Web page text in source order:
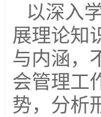
以深入
展理论知
与内涵，
会管理工
势，分析